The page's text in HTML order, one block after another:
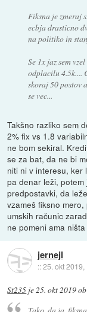
Fiksna je zmeraj
ecbja drasticno
na politiko in
Se 1x jaz sem
odplacilu 4.5k....
skoraj 50 postov
se vec...
Takšno razliko sem
2% fix vs 1.8
ne bom sekiral.
se za bat, da ne bi
niti ni v interesu, ker
pa denar leži,
predpostavki, da
vzameš fiksno
umskih računic
ne pomeni ama
jernejl
::25. okt 2019,
St235 je25. okt 2019